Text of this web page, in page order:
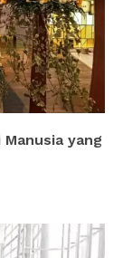
yang